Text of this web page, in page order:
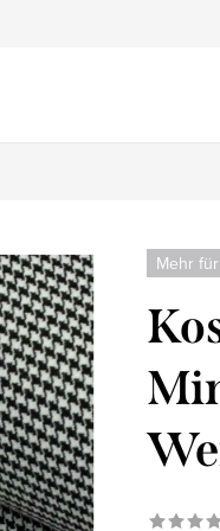
Mehr